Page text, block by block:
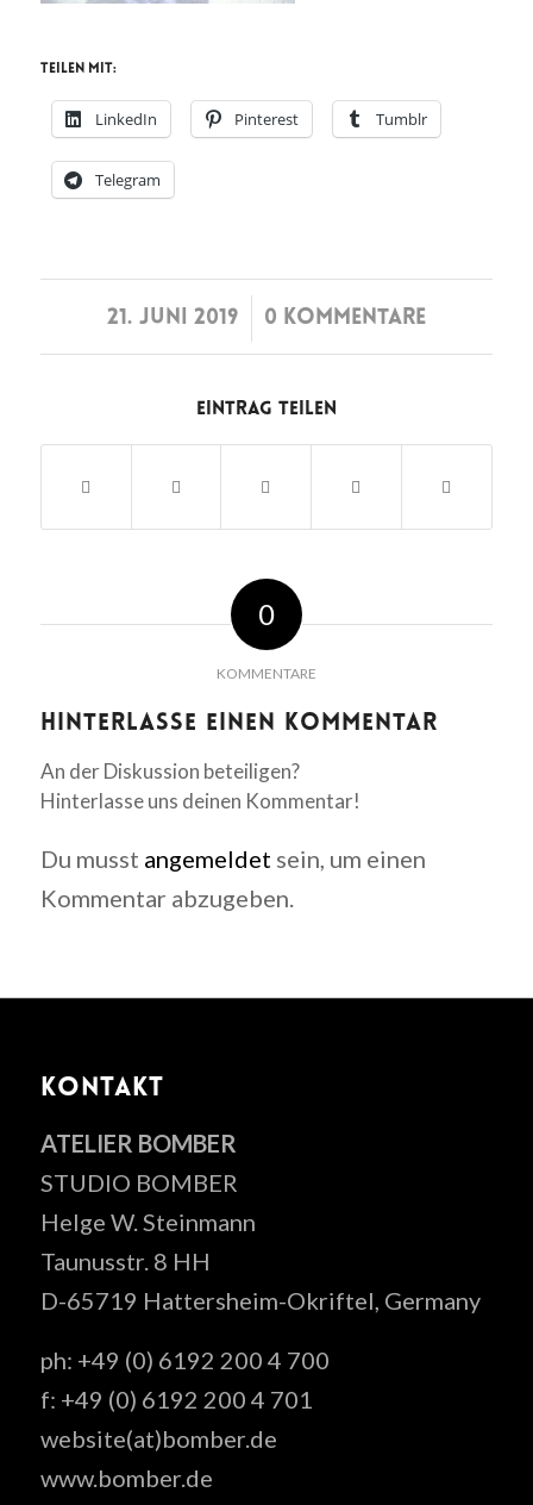
Teilen mit:
LinkedIn Pinterest Tumblr
Telegram
21. JUNI 2019
/ 0 KOMMENTARE
Eintrag teilen
0
KOMMENTARE
Hinterlasse einen Kommentar
An der Diskussion beteiligen?
Hinterlasse uns deinen Kommentar!
Du musst angemeldet sein, um einen
Kommentar abzugeben.
KONTAKT
ATELIER BOMBER
STUDIO BOMBER
Helge W. Steinmann
Taunusstr. 8 HH
D-65719 Hattersheim-Okriftel, Germany
ph: +49 (0) 6192 200 4 700
f: +49 (0) 6192 200 4 701
website(at)bomber.de
www.bomber.de